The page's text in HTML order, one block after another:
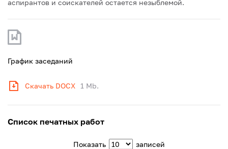
аспирантов и соискателей остается незыблемой.
График заседаний
Скачать DOCX 1 Mb.
Список печатных работ
Показать записей